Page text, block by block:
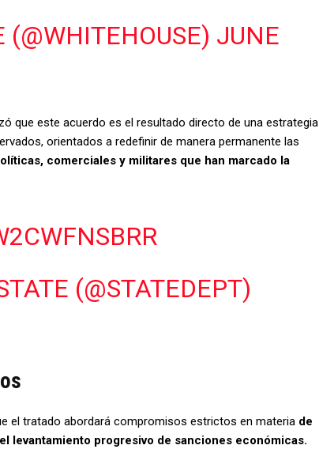
JUNE
que este acuerdo es el resultado directo de una estrategia
orientados a redefinir de manera permanente las
comerciales y militares que han marcado la
(@STATEDEPT)
el tratado abordará compromisos estrictos en materia de
levantamiento progresivo de sanciones económicas.